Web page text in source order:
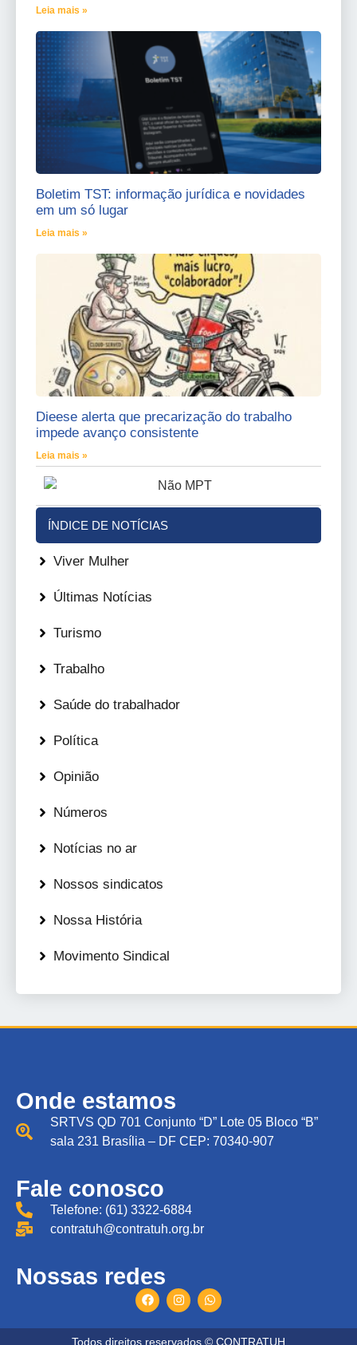
Leia mais »
Boletim TST: informação jurídica e novidades
em um só lugar
Leia mais »
Dieese alerta que precarização do trabalho
impede avanço consistente
Leia mais »
ÍNDICE DE NOTÍCIAS
Viver Mulher
Últimas Notícias
Turismo
Trabalho
Saúde do trabalhador
Política
Opinião
Números
Notícias no ar
Nossos sindicatos
Nossa História
Movimento Sindical
Onde estamos
SRTVS QD 701 Conjunto “D” Lote 05 Bloco “B”
sala 231 Brasília – DF CEP: 70340-907
Fale conosco
Telefone: (61) 3322-6884
contratuh@contratuh.org.br
Nossas redes
Todos direitos reservados © CONTRATUH